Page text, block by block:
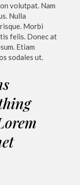
volutpat. Nam
Nulla
Morbi
felis. Donec at
Etiam
sodales ut.